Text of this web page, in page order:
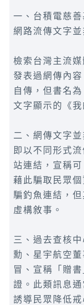
一、台積電慈
網路流傳文字
檢索台灣主流
發表過網傳內
自傳，但書名
文字顯示的《我
二、網傳文字
即以不同形式
站連結，宣稱
藉此騙取民眾
騙釣魚連結，
虛構敘事。
三、過去查核
勳、星宇航空
冒、宣稱「贈
證。此類訊息
誘導民眾降低